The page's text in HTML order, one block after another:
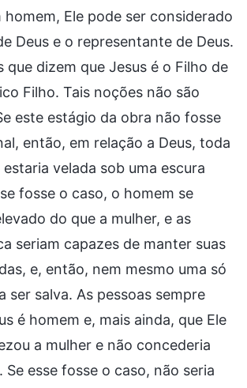
homem, Ele pode ser considerado
Deus e o representante de Deus.
que dizem que Jesus é o Filho de
Filho. Tais noções não são
este estágio da obra não fosse
então, em relação a Deus, toda
velada sob uma escura
fosse o caso, o homem se
do que a mulher, e as
seriam capazes de manter suas
e, então, nem mesmo uma só
ser salva. As pessoas sempre
é homem e, mais ainda, que Ele
a mulher e não concederia
Se esse fosse o caso, não seria